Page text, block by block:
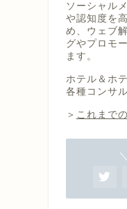
ソーシャル
や認知度を
め、ウェブ
グやプロモ
ます。
ホテル＆ホ
各種コンサ
＞ これまで